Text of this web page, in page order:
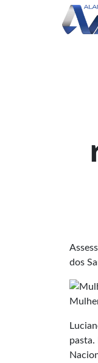
dos
pasta.